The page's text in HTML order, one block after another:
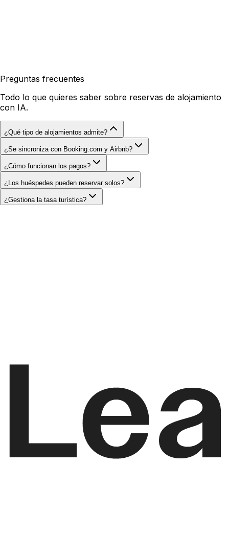
Preguntas frecuentes
Todo lo que quieres saber sobre reservas de alojamiento
con IA.
¿Qué tipo de alojamientos admite?
¿Se sincroniza con Booking.com y Airbnb?
¿Cómo funcionan los pagos?
¿Los huéspedes pueden reservar solos?
¿Gestiona la tasa turística?